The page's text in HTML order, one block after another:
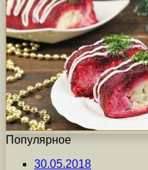
Популярное
30.05.2018